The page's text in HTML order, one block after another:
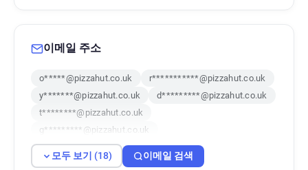
이메일 주소
o*****@pizzahut.co.uk
r***********@pizzahut.co.uk
y*******@pizzahut.co.uk
d*********@pizzahut.co.uk
t********@pizzahut.co.uk
g*********@pizzahut.co.uk
l***********@pizzahut.co.uk
u**********@pizzahut.co.uk
모두 보기 (18) 이메일 검색